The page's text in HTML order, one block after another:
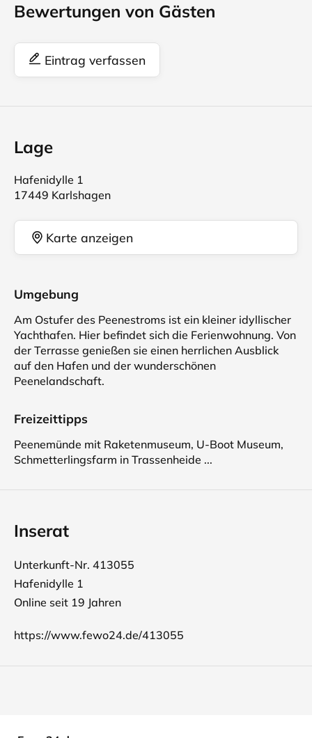
Bewertungen von Gästen
Eintrag verfassen
Lage
Hafenidylle 1
17449 Karlshagen
Karte anzeigen
Umgebung
Am Ostufer des Peenestroms ist ein kleiner idyllischer
Yachthafen. Hier befindet sich die Ferienwohnung. Von
der Terrasse genießen sie einen herrlichen Ausblick
auf den Hafen und der wunderschönen
Peenelandschaft.
Freizeittipps
Peenemünde mit Raketenmuseum, U-Boot Museum,
Schmetterlingsfarm in Trassenheide ...
Inserat
Unterkunft-Nr. 413055
Hafenidylle 1
Online seit 19 Jahren
https://www.fewo24.de/413055